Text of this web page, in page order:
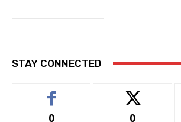
STAY CONNECTED
0 0